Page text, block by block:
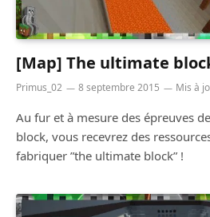
[Map] The ultimate
Primus_02 8 septembre 2015 Mis à
Au fur et à mesure des épreuves
block, vous recevrez des
fabriquer ”the ultimate block” !